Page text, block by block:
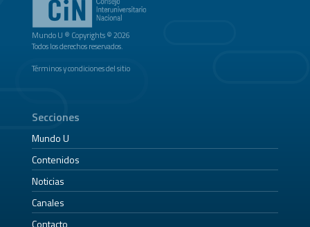
Mundo U ® Copyrights © 2026
Todos los derechos reservados.
Términos y condiciones del sitio
Secciones
Mundo U
Contenidos
Noticias
Canales
Contacto